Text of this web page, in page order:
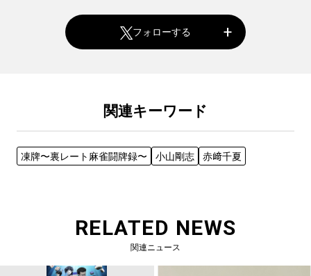
フォローする
関連キーワード
凍牌〜裏レート麻雀闘牌録〜 小山剛志 赤﨑千夏
RELATED NEWS
関連ニュース